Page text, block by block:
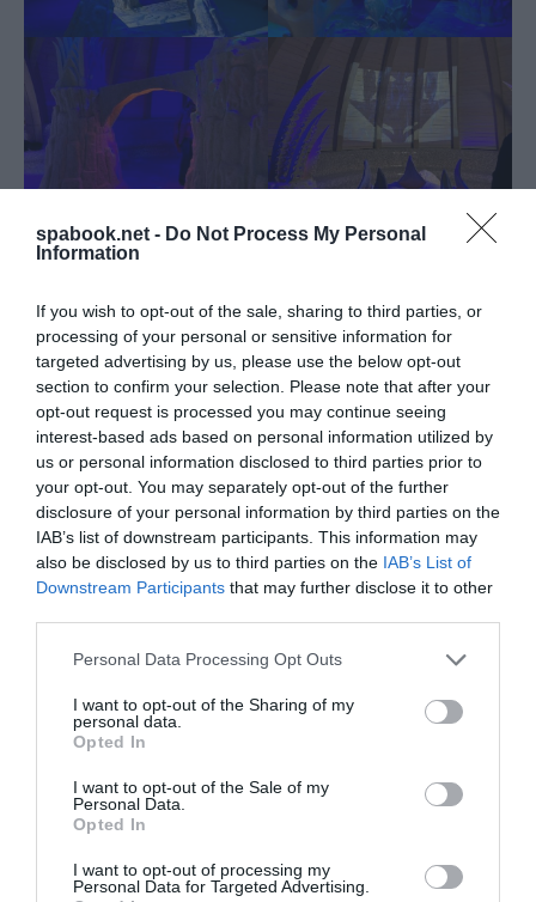
spabook.net - Do Not Process My Personal
Information
If you wish to opt-out of the sale, sharing to third parties, or
processing of your personal or sensitive information for
targeted advertising by us, please use the below opt-out
section to confirm your selection. Please note that after your
opt-out request is processed you may continue seeing
interest-based ads based on personal information utilized by
us or personal information disclosed to third parties prior to
your opt-out. You may separately opt-out of the further
disclosure of your personal information by third parties on the
IAB’s list of downstream participants. This information may
also be disclosed by us to third parties on the IAB’s List of
Downstream Participants that may further disclose it to other
Please note that this website/app uses one or more Google
not limited to your visit or usage behaviour. You may click to
grant or deny consent to Google and its third-party tags to
use your data for below specified purposes in below Google
consent section.
Personal Data Processing Opt Outs
I want to opt-out of the Sharing of my
personal data.
Opted In
I want to opt-out of the Sale of my
Personal Data.
Opted In
I want to opt-out of processing my
Personal Data for Targeted Advertising.
Ha érdekel a fürdők világa, csatlakozz aFürdős
csoporthoz, és ha útleírások, szállás vélemények
érdekelnek, akkor vár aWellness, Utazás,
Élményekcsoport, sőt aHírlevelünkreis feliratkozhatsz.